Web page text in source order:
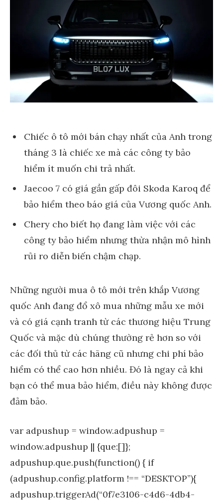
Chiếc ô tô mới bán chạy nhất của Anh trong
tháng 3 là chiếc xe mà các công ty bảo
hiểm ít muốn chi trả nhất.
Jaecoo 7 có giá gần gấp đôi Skoda Karoq để
bảo hiểm theo báo giá của Vương quốc Anh.
Chery cho biết họ đang làm việc với các
công ty bảo hiểm nhưng thừa nhận mô hình
rủi ro diễn biến chậm chạp.
Những người mua ô tô mới trên khắp Vương
quốc Anh đang đổ xô mua những mẫu xe mới
và có giá cạnh tranh từ các thương hiệu Trung
Quốc và mặc dù chúng thường rẻ hơn so với
các đối thủ từ các hãng cũ nhưng chi phí bảo
hiểm có thể cao hơn nhiều. Đó là ngay cả khi
bạn có thể mua bảo hiểm, điều này không được
đảm bảo.
var adpushup = window.adpushup =
window.adpushup || {que:[]};
adpushup.que.push(function() { if
(adpushup.config.platform !== “DESKTOP”){
adpushup.triggerAd(“0f7e3106-c4d6-4db4-